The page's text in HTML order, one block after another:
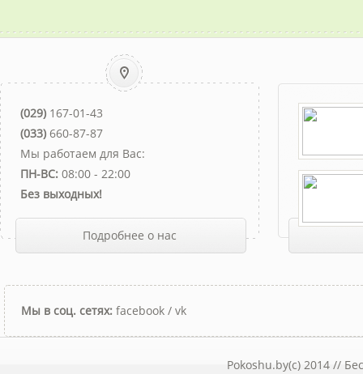
(029) 167-01-43
(033) 660-87-87
Мы работаем для Вас:
ПН-ВС: 08:00 - 22:00
Без выходных!
Подробнее о нас
Мы в соц. сетях: facebook / vk
Pokoshu.by(c) 2014 //